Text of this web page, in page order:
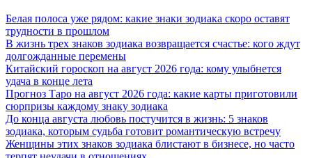
Белая полоса уже рядом: какие знаки зодиака скоро оставят
трудности в прошлом
В жизнь трех знаков зодиака возвращается счастье: кого ждут
долгожданные перемены
Китайский гороскоп на август 2026 года: кому улыбнется
удача в конце лета
Прогноз Таро на август 2026 года: какие карты приготовили
сюрпризы каждому знаку зодиака
До конца августа любовь постучится в жизнь: 5 знаков
зодиака, которым судьба готовит романтическую встречу
Женщины этих знаков зодиака блистают в бизнесе, но часто